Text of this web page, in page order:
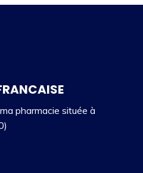
pharmacie située à